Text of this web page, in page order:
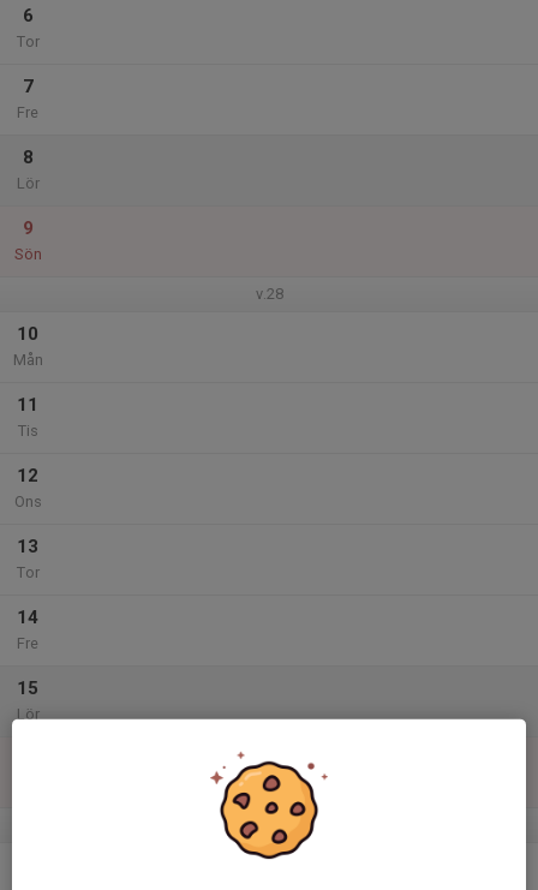
6
Tor
7
Fre
8
Lör
9
Sön
v.28
10
Mån
11
Tis
12
Ons
13
Tor
14
Fre
15
Lör
v.29